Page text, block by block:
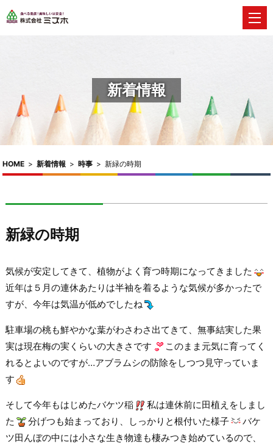
新着情報
HOME > 新着情報 > 時事 > 新緑の時期
新緑の時期
気候が安定してきて、植物がよく育つ時期になってきました
近年は５月の連休あたりは半袖を着るような気候が多かったで
すが、今年は気温が低めでしたね
駐車場の桃も鮮やかな葉がわさわさ出てきて、無事結実した果
実は現在梅の実くらいの大きさです
このまま元気に育ってく
れるとよいのですが…アブラムシの防除をしつつ見守っていま
す
そして今年もはじめたバケツ稲
私は連休前に田植えをしまし
た
分げつも始まっており、しっかりと根付いた様子
バケ
ツ田んぼの中には小さな生き物達も棲みつき始めているので、